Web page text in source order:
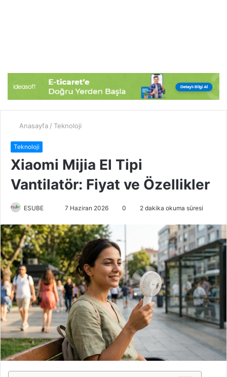
Anasayfa / Teknoloji
Teknoloji
Xiaomi Mijia El Tipi
Vantilatör: Fiyat ve Özellikler
ESUBE
r
e
-
p
o
s
t
a
g
ö
n
7 Haziran 2026 0 2 dakika okuma süresi